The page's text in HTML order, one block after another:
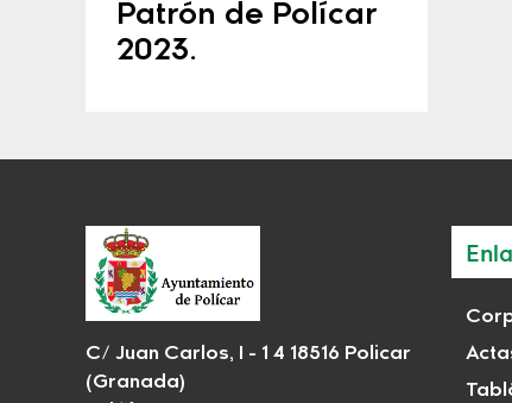
Patrón de Polícar
2023.
C/ Juan Carlos, I - 1 4 18516 Policar
(Granada)